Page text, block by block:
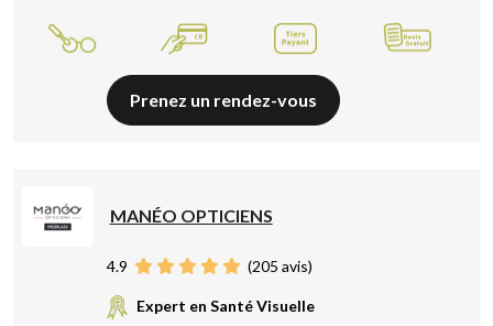
Prenez un rendez-vous
MANÉO OPTICIENS
4.9 (205 avis)
Expert en Santé Visuelle